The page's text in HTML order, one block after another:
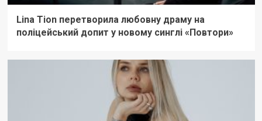
Lina Tion перетворила любовну драму на
поліцейський допит у новому синглі «Повтори»